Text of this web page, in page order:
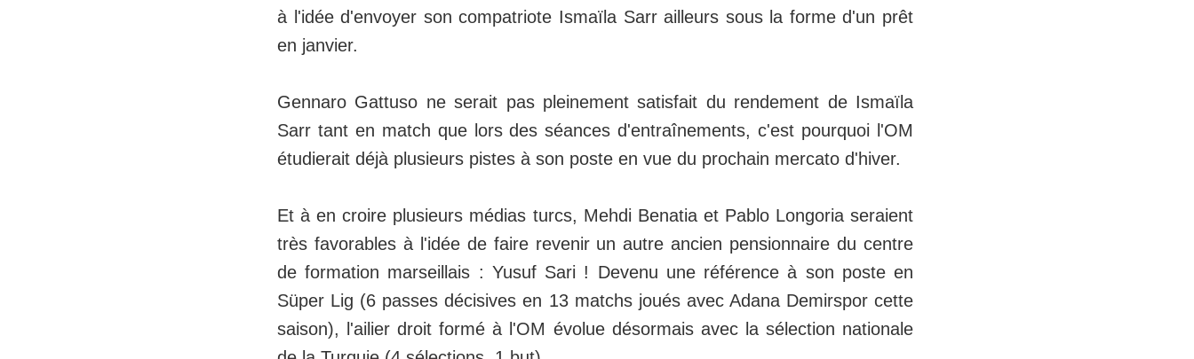
à l'idée d'envoyer son compatriote Ismaïla Sarr ailleurs sous la forme d'un prêt
en janvier.
Gennaro Gattuso ne serait pas pleinement satisfait du rendement de Ismaïla
Sarr tant en match que lors des séances d'entraînements, c'est pourquoi l'OM
étudierait déjà plusieurs pistes à son poste en vue du prochain mercato d'hiver.
Et à en croire plusieurs médias turcs, Mehdi Benatia et Pablo Longoria seraient
très favorables à l'idée de faire revenir un autre ancien pensionnaire du centre
de formation marseillais : Yusuf Sari ! Devenu une référence à son poste en
Süper Lig (6 passes décisives en 13 matchs joués avec Adana Demirspor cette
saison), l'ailier droit formé à l'OM évolue désormais avec la sélection nationale